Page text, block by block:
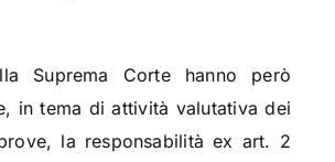
Suprema Corte hanno però
in tema di attività valutativa dei
la responsabilità ex art. 2